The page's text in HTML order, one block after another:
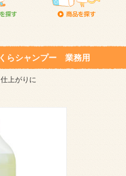
らシャンプー 業務用
上がりに